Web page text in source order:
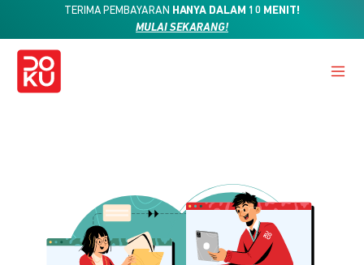
TERIMA PEMBAYARAN HANYA DALAM 10 MENIT!
MULAI SEKARANG!